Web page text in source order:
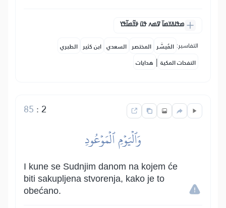
ߘߟߊߡߌߘߊ߫ ߜߘߍ ߟߎ߫ ߦߌ߬ߘߊ߬ߟߌ
التفاسير: المُيسَّر المختصر السعدي ابن كثير الطبري
النفحات المكية | هدايات
2
:
85
وَٱلۡيَوۡمِ ٱلۡمَوۡعُودِ
I kune se Sudnjim danom na kojem će
biti sakupljena stvorenja, kako je to
obećano.